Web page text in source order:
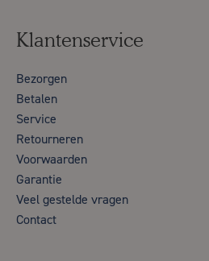
Klantenservice
Bezorgen
Betalen
Service
Retourneren
Voorwaarden
Garantie
Veel gestelde vragen
Contact